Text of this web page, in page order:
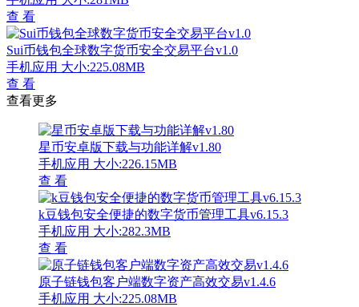
查 看
Sui币钱包全球数字货币安全交易平台v1.0
手机应用 大小:225.08MB
查 看
查看更多
星币安卓版下载与功能详解v1.80
手机应用 大小:226.15MB
查 看
k豆钱包安全便捷的数字货币管理工具v6.15.3
手机应用 大小:282.3MB
查 看
原子链钱包客户端数字资产高效交易v1.4.6
手机应用 大小:225.08MB